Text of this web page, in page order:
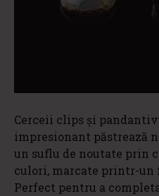
Cerceii clips și
impresionant păstrează
un suflu de noutate prin
culori, marcate printr-un
Perfect pentru a